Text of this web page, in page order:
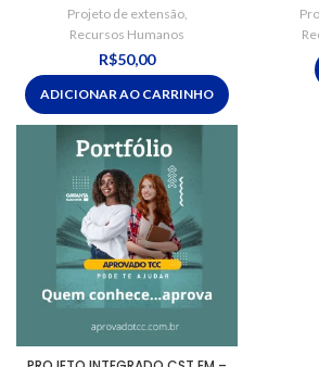
Projeto de extensão,
Recursos Humanos
R$50,00
ADICIONAR AO CARRINHO